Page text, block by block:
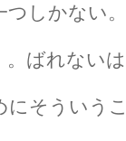
つしかない
。ばれない
にそういう